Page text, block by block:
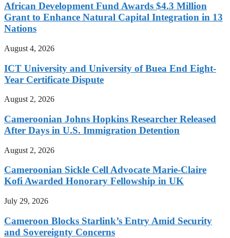
African Development Fund Awards $4.3 Million
Grant to Enhance Natural Capital Integration in 13
Nations
August 4, 2026
ICT University and University of Buea End Eight-
Year Certificate Dispute
August 2, 2026
Cameroonian Johns Hopkins Researcher Released
After Days in U.S. Immigration Detention
August 2, 2026
Cameroonian Sickle Cell Advocate Marie-Claire
Kofi Awarded Honorary Fellowship in UK
July 29, 2026
Cameroon Blocks Starlink’s Entry Amid Security
and Sovereignty Concerns